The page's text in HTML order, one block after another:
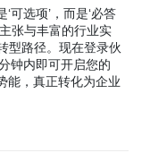
可选项’，而是‘必答
张与丰富的行业实
型路径。现在登录伙
钟内即可开启您的
能，真正转化为企业